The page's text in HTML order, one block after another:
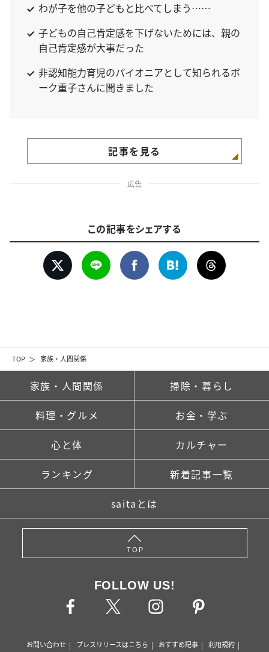
TOP 家族・人間関係
わが子を他の子どもと比べてしまう……
子どもの自己肯定感を下げないためには、親の
自己肯定感が大事だった
非認知能力育児のパイオニアとして知られるボ
ーク重子さんに聞きました
記事を見る
広告
この記事をシェアする
家族・人間関係 掃除・暮らし
料理・グルメ お金・学ぶ
心と体 カルチャー
ランキング 新着記事一覧
saitaとは
TOP
FOLLOW US!
お問い合わせ プレスリリースはこちら おすすめ記事 利用規約